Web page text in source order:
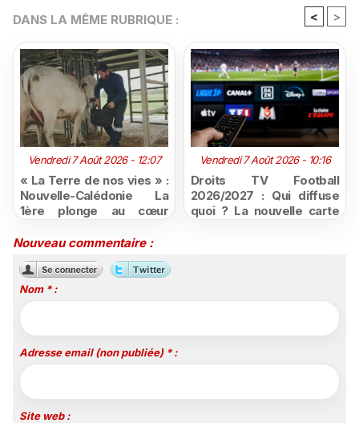
DANS LA MÊME RUBRIQUE : < >
Vendredi 7 Août 2026 - 12:07
« La Terre de nos vies » :
Nouvelle-Calédonie La
1ère plonge au cœur
mutation
Vendredi 7 Août 2026 - 10:16
Droits TV Football
2026/2027 : Qui diffuse
quoi ? La nouvelle carte
Nouveau commentaire :
Nom * :
Adresse email (non publiée) * :
Site web :